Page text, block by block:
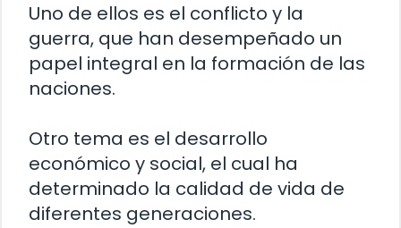
Uno de ellos es el conflicto y la
guerra, que han desempeñado un
papel integral en la formación de las
naciones.
Otro tema es el desarrollo
económico y social, el cual ha
determinado la calidad de vida de
diferentes generaciones.